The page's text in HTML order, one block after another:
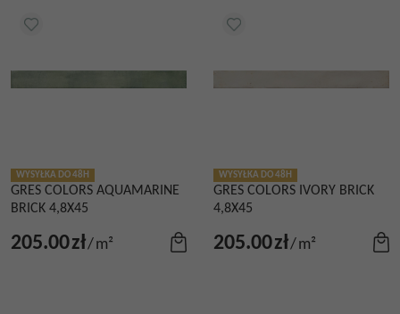
WYSYŁKA DO 48H
GRES COLORS AQUAMARINE
BRICK 4,8X45
205.00zł/m²
WYSYŁKA DO 48H
GRES COLORS IVORY BRICK
4,8X45
205.00zł/m²